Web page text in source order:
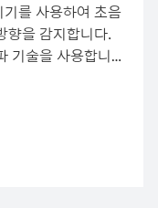
를 사용하여 초음
향을 감지합니다.
기술을 사용합니
에서도 거리를 계
음과 같은 특성을
관동하여 헤엄